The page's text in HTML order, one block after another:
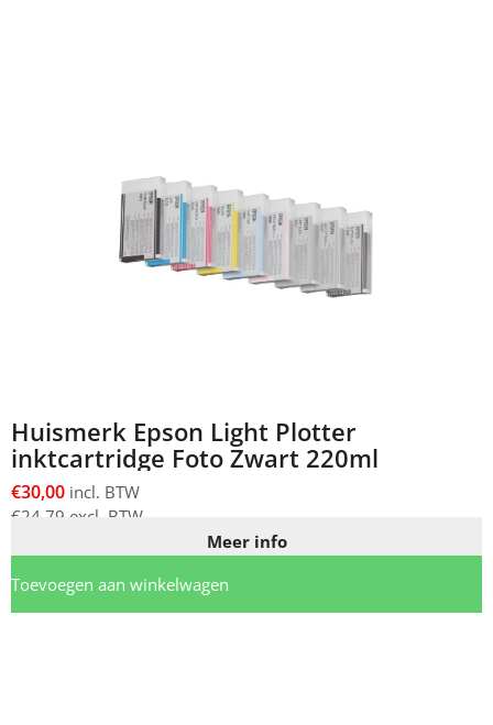
Huismerk Epson Light Plotter
inktcartridge Foto Zwart 220ml
€30,00 incl. BTW
€24,79 excl. BTW
Meer info
Toevoegen aan winkelwagen